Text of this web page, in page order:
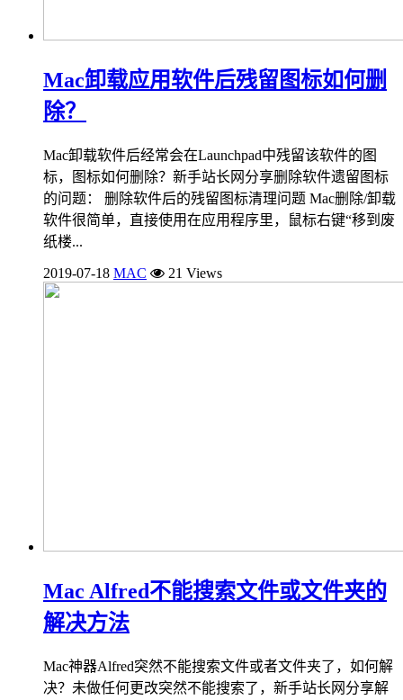
Mac卸载应用软件后残留图标如何删
除？
Mac卸载软件后经常会在Launchpad中残留该软件的图
标，图标如何删除？新手站长网分享删除软件遗留图标
的问题： 删除软件后的残留图标清理问题 Mac删除/卸载
软件很简单，直接使用在应用程序里，鼠标右键“移到废
纸楼...
2019-07-18 MAC 21 Views
Mac Alfred不能搜索文件或文件夹的
解决方法
Mac神器Alfred突然不能搜索文件或者文件夹了，如何解
决？未做任何更改突然不能搜索了，新手站长网分享解